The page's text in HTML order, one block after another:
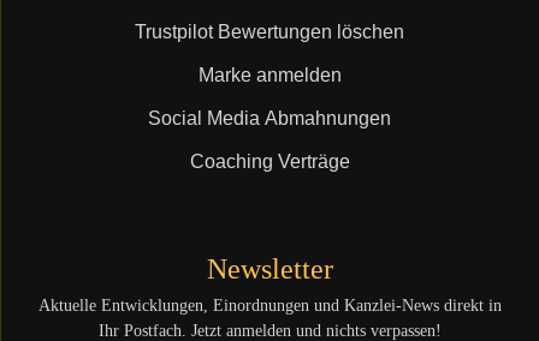
Trustpilot Bewertungen löschen
Marke anmelden
Social Media Abmahnungen
Coaching Verträge
Newsletter
Aktuelle Entwicklungen, Einordnungen und Kanzlei-News direkt in
Ihr Postfach. Jetzt anmelden und nichts verpassen!